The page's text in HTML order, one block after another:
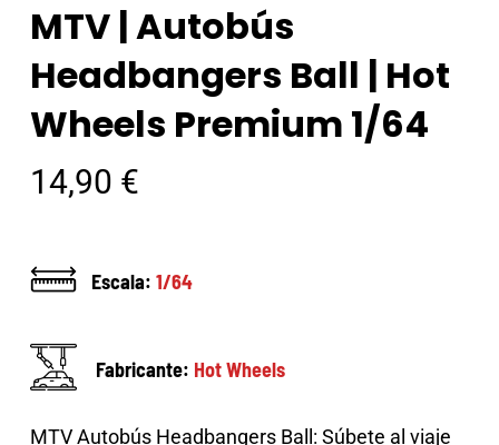
MTV | Autobús
Headbangers Ball | Hot
Wheels Premium 1/64
14,90 €
Escala: 1/64
Fabricante: Hot Wheels
MTV Autobús Headbangers Ball: Súbete al viaje